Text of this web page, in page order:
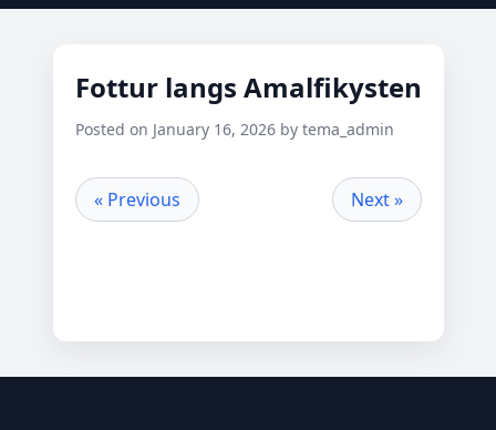
Fottur langs Amalfikysten
Posted on January 16, 2026 by tema_admin
« Previous Next »